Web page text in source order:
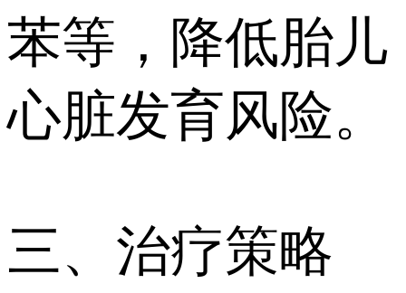
苯等，降低胎儿
心脏发育风险。
三、治疗策略